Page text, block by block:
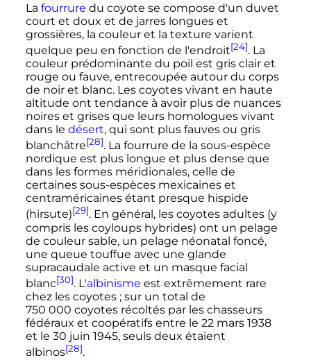
La fourrure du coyote se compose d'un duvet
court et doux et de jarres longues et
grossières, la couleur et la texture varient
quelque peu en fonction de l'endroit[24]. La
couleur prédominante du poil est gris clair et
rouge ou fauve, entrecoupée autour du corps
de noir et blanc. Les coyotes vivant en haute
altitude ont tendance à avoir plus de nuances
noires et grises que leurs homologues vivant
dans le désert, qui sont plus fauves ou gris
blanchâtre[28]. La fourrure de la sous-espèce
nordique est plus longue et plus dense que
dans les formes méridionales, celle de
certaines sous-espèces mexicaines et
centraméricaines étant presque hispide
(hirsute)[29]. En général, les coyotes adultes (y
compris les coyloups hybrides) ont un pelage
de couleur sable, un pelage néonatal foncé,
une queue touffue avec une glande
supracaudale active et un masque facial
blanc[30]. L'albinisme est extrêmement rare
chez les coyotes ; sur un total de
750 000 coyotesrécoltés par les chasseurs
fédéraux et coopératifs entre le 22 mars 1938
et le 30 juin 1945, seuls deux étaient
albinos[28].